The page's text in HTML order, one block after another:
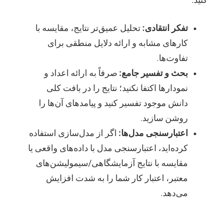
تفکر انتقادی: تحلیل عمیق‌تر نتایج، مقایسه با
کارهای مشابه و ارائه دلایل منطقی برای
تفاوت‌ها.
بحث و تفسیر جامع: صرفاً به ارائه اعداد و
نمودارها اکتفا نکنید؛ نتایج را در بافت کلی
دانش موجود تفسیر کنید و پیامدهای آن‌ها را
روشن سازید.
اعتبارسنجی مدل‌ها: اگر از مدل‌سازی استفاده
کرده‌اید، اعتبارسنجی مدل با داده‌های واقعی یا
مقایسه با نتایج آزمایشگاهی/سیمولیشن‌های
معتبر، اعتبار کار شما را به شدت افزایش
می‌دهد.